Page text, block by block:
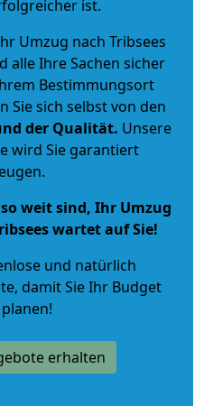
ist.
Umzug nach Tribsees
alle Ihre Sachen sicher
Bestimmungsort
Sie sich selbst von den
der Qualität. Unsere
wird Sie garantiert
weit sind, Ihr Umzug
wartet auf Sie!
und natürlich
, damit Sie Ihr Budget
erhalten